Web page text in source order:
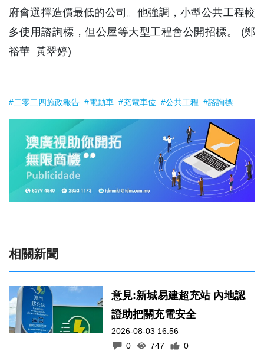
府會選擇造價最低的公司。他強調，小型公共工程較
多使用諮詢標，但公屋等大型工程會公開招標。 (鄭
裕華 黃翠婷)
#二零二四施政報告 #電動車 #充電車位 #公共工程 #諮詢標
相關新聞
意見:新城易建超充站 內地認
證助把關充電安全
2026-08-03 16:56
0
747 0